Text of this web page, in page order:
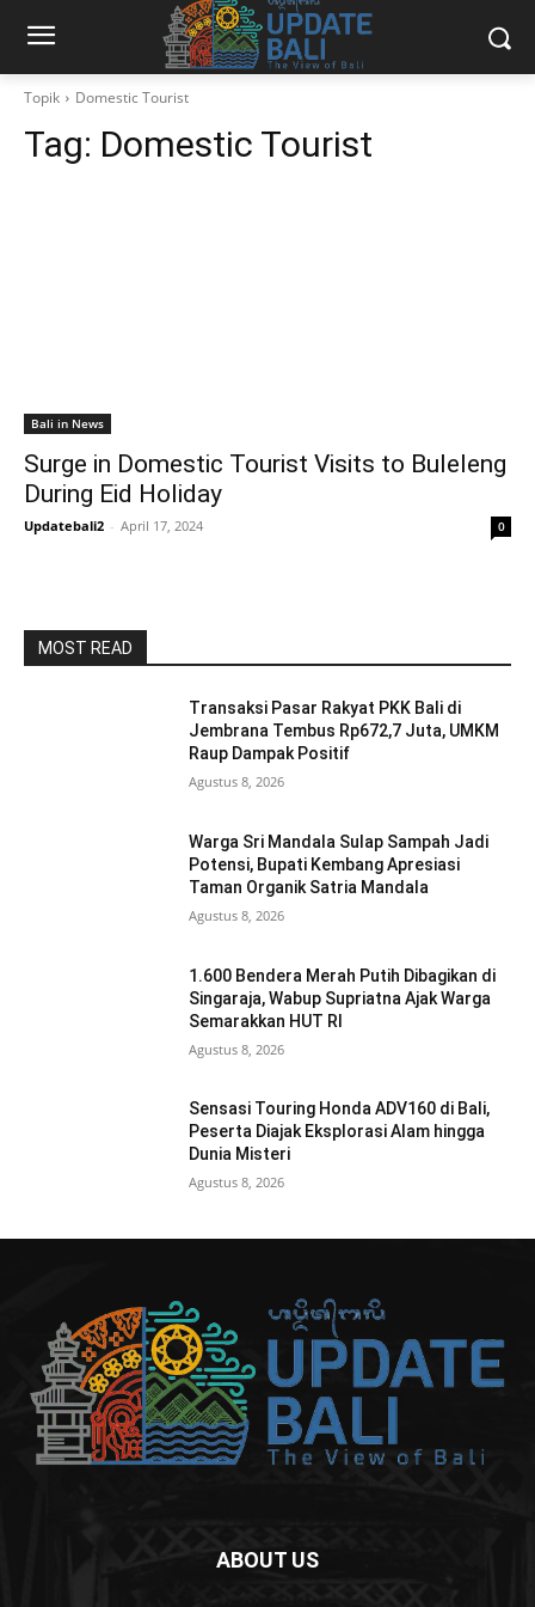
Topik Domestic Tourist
Tag: Domestic Tourist
Bali in News
Surge in Domestic Tourist Visits to Buleleng
During Eid Holiday
Updatebali2 - April 17, 2024 0
MOST READ
Transaksi Pasar Rakyat PKK Bali di
Jembrana Tembus Rp672,7 Juta, UMKM
Raup Dampak Positif
Agustus 8, 2026
Warga Sri Mandala Sulap Sampah Jadi
Potensi, Bupati Kembang Apresiasi
Taman Organik Satria Mandala
Agustus 8, 2026
1.600 Bendera Merah Putih Dibagikan di
Singaraja, Wabup Supriatna Ajak Warga
Semarakkan HUT RI
Agustus 8, 2026
Sensasi Touring Honda ADV160 di Bali,
Peserta Diajak Eksplorasi Alam hingga
Dunia Misteri
Agustus 8, 2026
ABOUT US